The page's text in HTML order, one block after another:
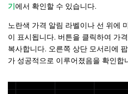
기에서 확인할 수 있습니다.
노란색 가격 알림 라벨이나 선 위에
이 표시됩니다. 버튼을 클릭하여 가
복사합니다. 오른쪽 상단 모서리에
가 성공적으로 이루어졌음을 확인합